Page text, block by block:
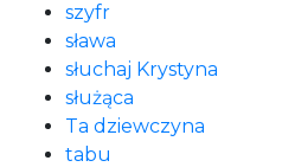
szyfr
sława
słuchaj Krystyna
służąca
Ta dziewczyna
tabu